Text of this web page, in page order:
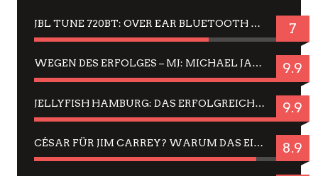
JBL TUNE 720BT: OVER EAR BLUETOOTH KOPFHÖRER UM DIE 50,-€ IM DAUER-TEST 7
WEGEN DES ERFOLGES – MJ: MICHAEL JACKSON MUSICAL IN EINER MATINEE SEHEN 9.9
JELLYFISH HAMBURG: DAS ERFOLGREICHE SOMMER-MENÜ 2025 IN GEFÜHLEN UND BILDERN 9.9
CÉSAR FÜR JIM CARREY? WARUM DAS EINER DER NERVIGSTEN ACTORS IST UND BLEIBT 8.9